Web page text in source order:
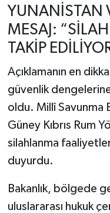
YUNANİSTAN
MESAJ:
TAKİP
Açıklamanın en
güvenlik
oldu. Millî Savunma
Güney Kıbrıs Rum
silahlanma
duyurdu.
Bakanlık, bölgede
uluslararası hukuk